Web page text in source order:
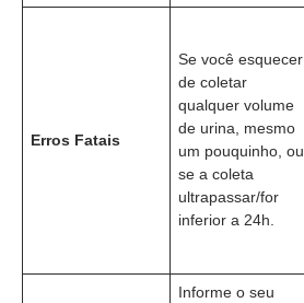
Erros Fatais
Se você esquecer
de coletar
qualquer volume
de urina, mesmo
um pouquinho, ou
se a coleta
ultrapassar/for
inferior a 24h.
Informe o seu